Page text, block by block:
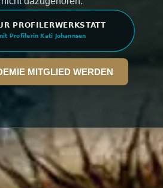
MITGLIED WERDEN